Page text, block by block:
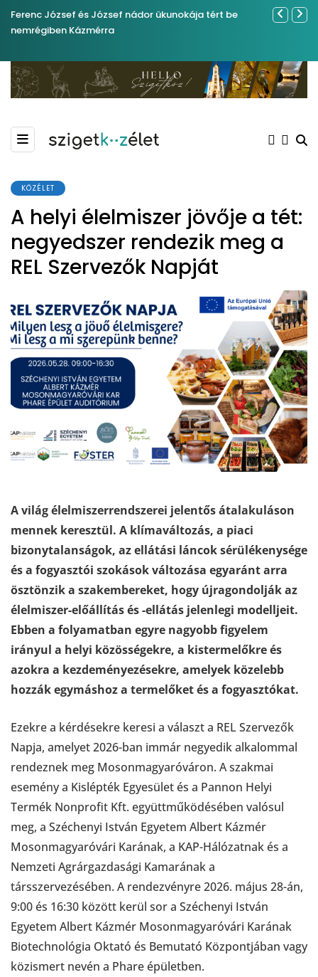
Ferenc József és József nádor ükunokája tért be
nemrégiben Kázmérra
Év
KÖZÉLET
A helyi élelmiszer jövője a tét:
negyedszer rendezik meg a
REL Szervezők Napját
A világ élelmiszerrendszerei jelentős átalakuláson
mennek keresztül. A klímaváltozás, a piaci
bizonytalanságok, az ellátási láncok sérülékenysége
és a fogyasztói szokások változása egyaránt arra
ösztönzik a szakembereket, hogy újragondolják az
élelmiszer-előállítás és -ellátás jelenlegi modelljeit.
Ebben a folyamatban egyre nagyobb figyelem
irányul a helyi közösségekre, a kistermelőkre és
azokra a kezdeményezésekre, amelyek közelebb
hozzák egymáshoz a termelőket és a fogyasztókat.
Ezekre a kérdésekre keresi a választ a REL Szervezők
Napja, amelyet 2026-ban immár negyedik alkalommal
rendeznek meg Mosonmagyaróváron. A szakmai
esemény a Kislépték Egyesület és a Pannon Helyi
Termék Nonprofit Kft. együttműködésében valósul
meg, a Széchenyi István Egyetem Albert Kázmér
Mosonmagyaróvári Karának, a KAP-Hálózatnak és a
Nemzeti Agrárgazdasági Kamarának a
társszervezésében. A rendezvényre 2026. május 28-án,
9:00 és 16:30 között kerül sor a Széchenyi István
Egyetem Albert Kázmér Mosonmagyaróvári Karának
Biotechnológia Oktató és Bemutató Központjában vagy
közismert nevén a Phare épületben.